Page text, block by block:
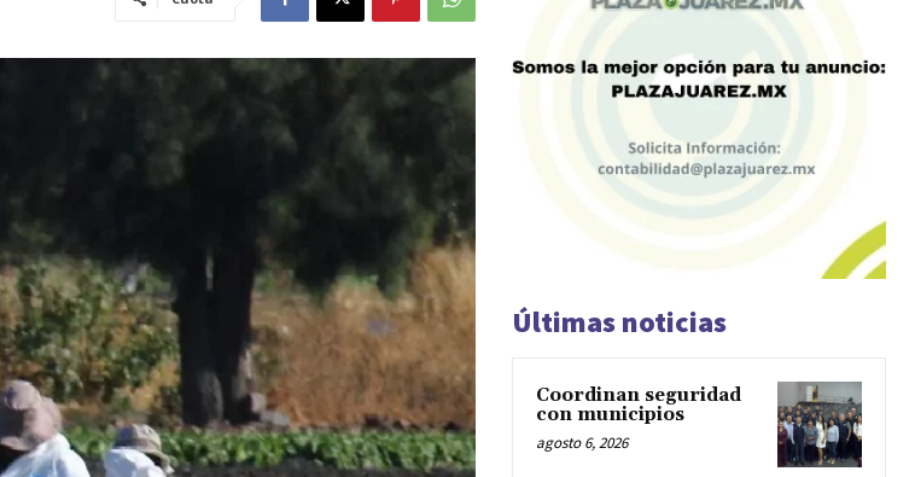
Últimas noticias
Coordinan seguridad
con municipios
agosto 6, 2026